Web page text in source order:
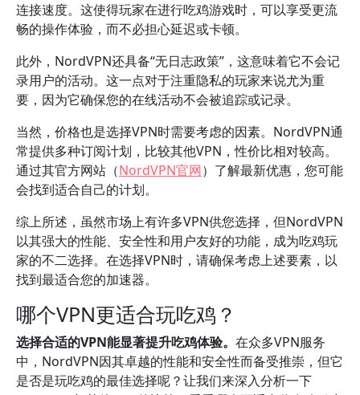
连接速度。这使得玩家在进行吃鸡游戏时，可以享受更流
畅的操作体验，而不必担心延迟或卡顿。
此外，NordVPN还具备“无日志政策”，这意味着它不会记
录用户的活动。这一点对于注重隐私的玩家来说尤为重
要，因为它确保您的在线活动不会被追踪或记录。
当然，价格也是选择VPN时需要考虑的因素。NordVPN通
常提供多种订阅计划，比较其他VPN，性价比相对较高。
通过其官方网站（NordVPN官网）了解最新优惠，您可能
会找到适合自己的计划。
综上所述，虽然市场上有许多VPN供您选择，但NordVPN
以其强大的性能、安全性和用户友好的功能，成为吃鸡玩
家的不二选择。在选择VPN时，请确保考虑上述要素，以
找到最适合您的加速器。
哪个VPN更适合玩吃鸡？
选择合适的VPN能显著提升吃鸡体验。 在众多VPN服务
中，NordVPN因其卓越的性能和安全性而备受推崇，但它
是否是玩吃鸡的最佳选择呢？让我们来深入分析一下